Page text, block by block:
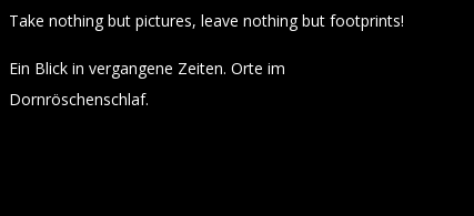
Take nothing but pictures, leave nothing but footprints!
Ein Blick in vergangene Zeiten. Orte im
Dornröschenschlaf.